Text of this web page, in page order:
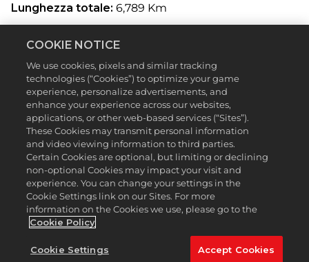
Lunghezza totale: 6,789 Km
che che per il famoso festival del martedì grasso, la
Louisiana vanta molto più di profiterol e del ritmo
travolgente della musica jazz, perché è anche la
casa del TPC Louisiana, uno dei migliori campi da
golf degli Stati Uniti meridionali. Progettato dalla
penna creativa e visionaria del maestro Pete Dye, il
campo è stato completato nel 2004 e da quel
momento è diventato una tappa fissa del PGA
TOUR. Rigogliosi fairway, specchi d'acqua come se
piovesse e oltre 100 bunker rendono il TPC
Louisiana tutto tranne che una passeggiata. Dal
2005, il campo è stato sede del torneo Zurich Classic
di New Orleans.
N. 18 (534 metri, par 5)
COOKIE NOTICE
We use cookies, pixels and similar tracking
technologies (“Cookies”) to optimize your game
experience, personalize advertisements, and
enhance your experience across our websites,
applications, or other web-based services (“Sites”).
These Cookies may transmit personal information
and video viewing information to third parties.
Certain Cookies are optional, but limiting or declining
non-optional Cookies may impact your visit and
experience. You can change your settings in the
Cookie Settings link on our Sites. For more
information on the Cookies we use, please go to the
Cookie Policy
Cookie Settings Accept Cookies